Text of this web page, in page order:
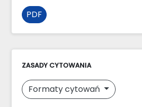
PDF
ZASADY CYTOWANIA
Formaty cytowań